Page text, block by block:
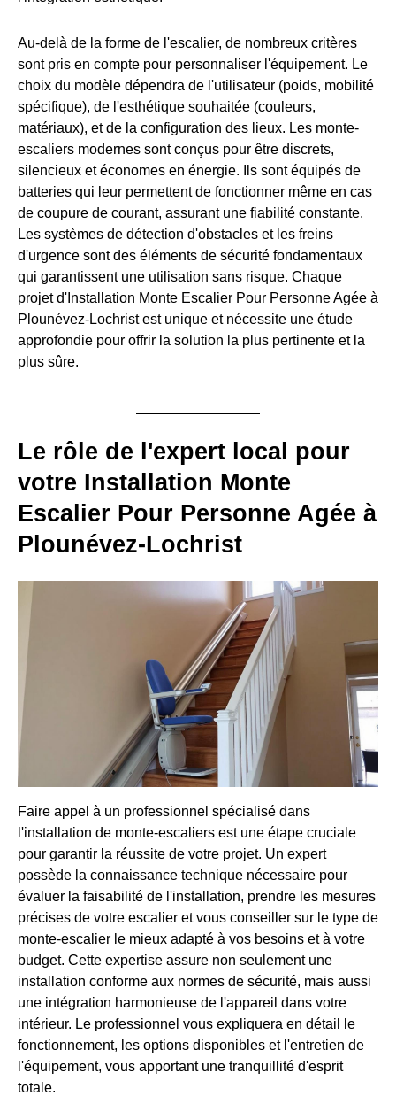
Au-delà de la forme de l'escalier, de nombreux critères
sont pris en compte pour personnaliser l'équipement. Le
choix du modèle dépendra de l'utilisateur (poids, mobilité
spécifique), de l'esthétique souhaitée (couleurs,
matériaux), et de la configuration des lieux. Les monte-
escaliers modernes sont conçus pour être discrets,
silencieux et économes en énergie. Ils sont équipés de
batteries qui leur permettent de fonctionner même en cas
de coupure de courant, assurant une fiabilité constante.
Les systèmes de détection d'obstacles et les freins
d'urgence sont des éléments de sécurité fondamentaux
qui garantissent une utilisation sans risque. Chaque
projet d'Installation Monte Escalier Pour Personne Agée à
Plounévez-Lochrist est unique et nécessite une étude
approfondie pour offrir la solution la plus pertinente et la
plus sûre.
Le rôle de l'expert local pour
votre Installation Monte
Escalier Pour Personne Agée à
Plounévez-Lochrist
Faire appel à un professionnel spécialisé dans
l'installation de monte-escaliers est une étape cruciale
pour garantir la réussite de votre projet. Un expert
possède la connaissance technique nécessaire pour
évaluer la faisabilité de l'installation, prendre les mesures
précises de votre escalier et vous conseiller sur le type de
monte-escalier le mieux adapté à vos besoins et à votre
budget. Cette expertise assure non seulement une
installation conforme aux normes de sécurité, mais aussi
une intégration harmonieuse de l'appareil dans votre
intérieur. Le professionnel vous expliquera en détail le
fonctionnement, les options disponibles et l'entretien de
l'équipement, vous apportant une tranquillité d'esprit
totale.